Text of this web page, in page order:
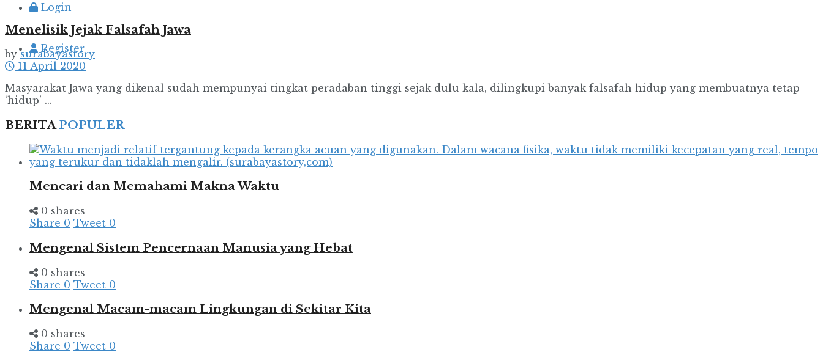
Login
Register
Menelisik Jejak Falsafah Jawa
by surabayastory
11 April 2020
Masyarakat Jawa yang dikenal sudah mempunyai tingkat peradaban tinggi sejak dulu kala, dilingkupi banyak falsafah hidup yang membuatnya tetap
‘hidup’ ...
BERITAPOPULER
Mencari dan Memahami Makna Waktu
0 shares
Share 0 Tweet 0
Mengenal Sistem Pencernaan Manusia yang Hebat
0 shares
Share 0 Tweet 0
Mengenal Macam-macam Lingkungan di Sekitar Kita
0 shares
Share 0 Tweet 0